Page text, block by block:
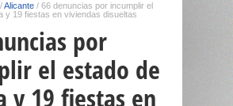
/Alicante / 66 denuncias por incumplir el
y 19 fiestas en viviendas disueltas
por
el estado de
y 19 fiestas en